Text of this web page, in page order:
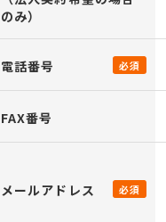
のみ）
電話番号 必須
FAX番号
メールアドレス 必須